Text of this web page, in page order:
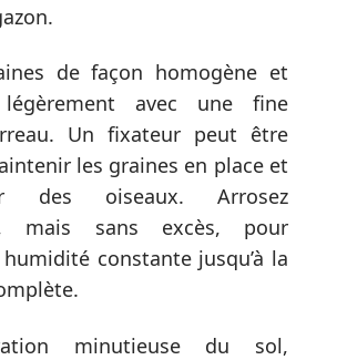
de façon homogène et
légèrement avec une fine
Un fixateur peut être
les graines en place et
des oiseaux. Arrosez
mais sans excès, pour
constante jusqu’à la
minutieuse du sol,